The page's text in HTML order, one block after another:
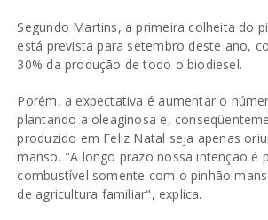
Segundo Martins, a primeira colheita do
está prevista para setembro deste ano,
30% da produção de todo o biodiesel.
Porém, a expectativa é aumentar o
plantando a oleaginosa e,
produzido em Feliz Natal seja apenas
manso. "A longo prazo nossa intenção é
combustível somente com o pinhão
de agricultura familiar", explica.